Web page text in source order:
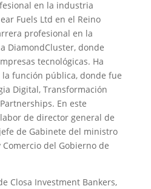
en la industria
Fuels Ltd en el Reino
profesional en la
DiamondCluster, donde
tecnológicas. Ha
función pública, donde fue
Digital, Transformación
En este
de director general de
de Gabinete del ministro
del Gobierno de
Closa Investment Bankers,